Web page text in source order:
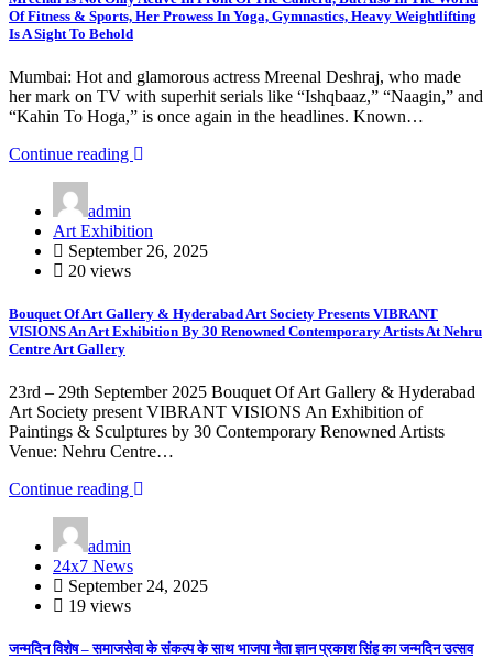
Of Fitness & Sports, Her Prowess In Yoga, Gymnastics, Heavy Weightlifting
Is A Sight To Behold
Mumbai: Hot and glamorous actress Mreenal Deshraj, who made
her mark on TV with superhit serials like “Ishqbaaz,” “Naagin,” and
“Kahin To Hoga,” is once again in the headlines. Known…
Continue reading
admin
Art Exhibition
September 26, 2025
20 views
Bouquet Of Art Gallery & Hyderabad Art Society Presents VIBRANT
VISIONS An Art Exhibition By 30 Renowned Contemporary Artists At Nehru
Centre Art Gallery
23rd – 29th September 2025 Bouquet Of Art Gallery & Hyderabad
Art Society present VIBRANT VISIONS An Exhibition of
Paintings & Sculptures by 30 Contemporary Renowned Artists
Venue: Nehru Centre…
Continue reading
admin
24x7 News
September 24, 2025
19 views
जन्मदिन विशेष – समाजसेवा के संकल्प के साथ भाजपा नेता ज्ञान प्रकाश सिंह का जन्मदिन उत्सव